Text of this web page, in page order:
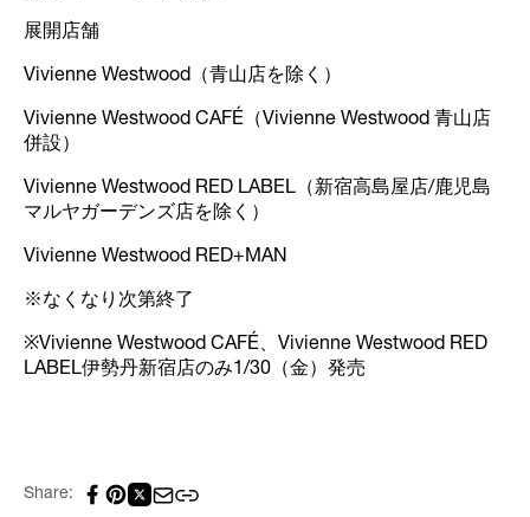
展開店舗
Vivienne Westwood（青山店を除く）
Vivienne Westwood CAFÉ（Vivienne Westwood 青山店
併設）
Vivienne Westwood RED LABEL（新宿高島屋店/鹿児島
マルヤガーデンズ店を除く）
Vivienne Westwood RED+MAN
※なくなり次第終了
※Vivienne Westwood CAFÉ、Vivienne Westwood RED
LABEL伊勢丹新宿店のみ1/30（金）発売
Share: